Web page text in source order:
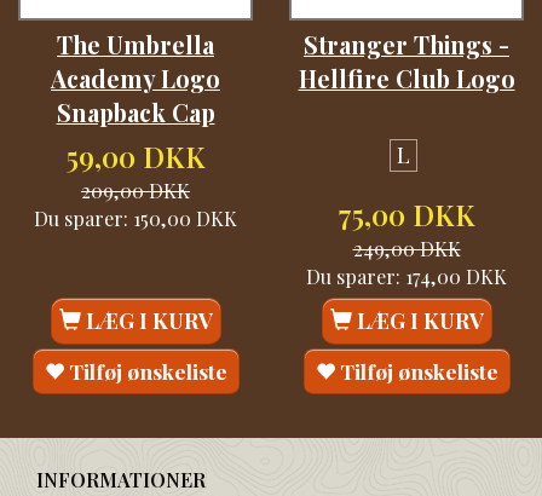
The Umbrella
Academy Logo
Snapback Cap
59,00 DKK
209,00 DKK
Du sparer: 150,00 DKK
LÆG I KURV
Tilføj ønskeliste
Stranger Things -
Hellfire Club Logo
L
75,00 DKK
249,00 DKK
Du sparer: 174,00 DKK
LÆG I KURV
Tilføj ønskeliste
INFORMATIONER